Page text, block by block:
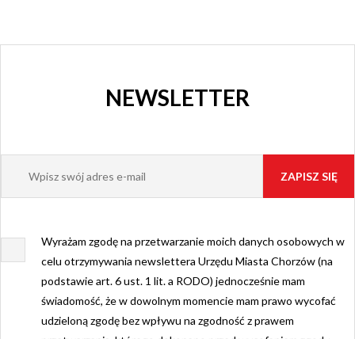
NEWSLETTER
Wyrażam zgodę na przetwarzanie moich danych osobowych w
celu otrzymywania newslettera Urzędu Miasta Chorzów (na
podstawie art. 6 ust. 1 lit. a RODO) jednocześnie mam
świadomość, że w dowolnym momencie mam prawo wycofać
udzieloną zgodę bez wpływu na zgodność z prawem